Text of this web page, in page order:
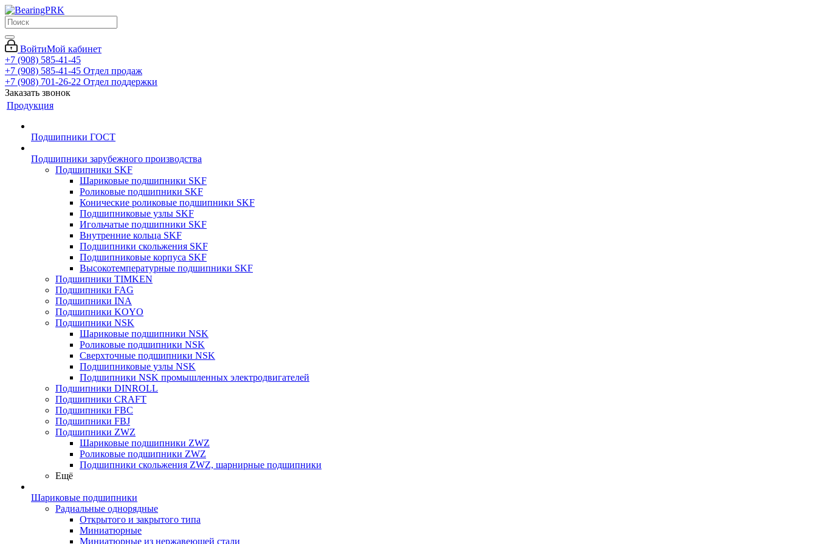
ВойтиМой кабинет
+7 (908) 585-41-45
+7 (908) 585-41-45 Отдел продаж
+7 (908) 701-26-22 Отдел поддержки
Заказать звонок
Продукция
Подшипники ГОСТ
Подшипники зарубежного производства
Подшипники SKF
Шариковые подшипники SKF
Роликовые подшипники SKF
Конические роликовые подшипники SKF
Подшипниковые узлы SKF
Игольчатые подшипники SKF
Внутренние кольца SKF
Подшипники скольжения SKF
Подшипниковые корпуса SKF
Высокотемпературные подшипники SKF
Подшипники TIMKEN
Подшипники FAG
Подшипники INA
Подшипники KOYO
Подшипники NSK
Шариковые подшипники NSK
Роликовые подшипники NSK
Сверхточные подшипники NSK
Подшипниковые узлы NSK
Подшипники NSK промышленных электродвигателей
Подшипники DINROLL
Подшипники CRAFT
Подшипники FBC
Подшипники FBJ
Подшипники ZWZ
Шариковые подшипники ZWZ
Роликовые подшипники ZWZ
Подшипники скольжения ZWZ, шарнирные подшипники
Ещё
Шариковые подшипники
Радиальные однорядные
Открытого и закрытого типа
Миниатюрные
Миниатюрные из нержавеющей стали